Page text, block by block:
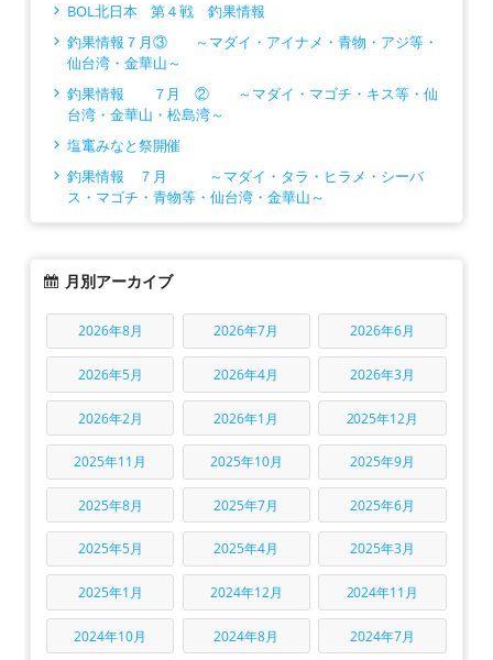
BOL北日本 第４戦 釣果情報
釣果情報７月③ ～マダイ・アイナメ・青物・アジ等・
仙台湾・金華山～
釣果情報 ７月 ② ～マダイ・マゴチ・キス等・仙
台湾・金華山・松島湾～
塩竃みなと祭開催
釣果情報 ７月 ～マダイ・タラ・ヒラメ・シーバ
ス・マゴチ・青物等・仙台湾・金華山～
月別アーカイブ
2026年8月 2026年7月 2026年6月
2026年5月 2026年4月 2026年3月
2026年2月 2026年1月 2025年12月
2025年11月 2025年10月 2025年9月
2025年8月 2025年7月 2025年6月
2025年5月 2025年4月 2025年3月
2025年1月 2024年12月 2024年11月
2024年10月 2024年8月 2024年7月